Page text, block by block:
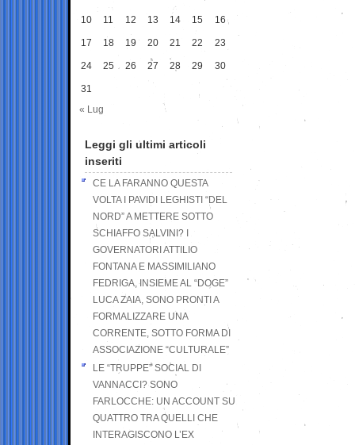
10 11 12 13 14 15 16
17 18 19 20 21 22 23
24 25 26 27 28 29 30
31
« Lug
Leggi gli ultimi articoli
inseriti
CE LA FARANNO QUESTA
VOLTA I PAVIDI LEGHISTI “DEL
NORD” A METTERE SOTTO
SCHIAFFO SALVINI? I
GOVERNATORI ATTILIO
FONTANA E MASSIMILIANO
FEDRIGA, INSIEME AL “DOGE”
LUCA ZAIA, SONO PRONTI A
FORMALIZZARE UNA
CORRENTE, SOTTO FORMA DI
ASSOCIAZIONE “CULTURALE”
LE “TRUPPE” SOCIAL DI
VANNACCI? SONO
FARLOCCHE: UN ACCOUNT SU
QUATTRO TRA QUELLI CHE
INTERAGISCONO L’EX